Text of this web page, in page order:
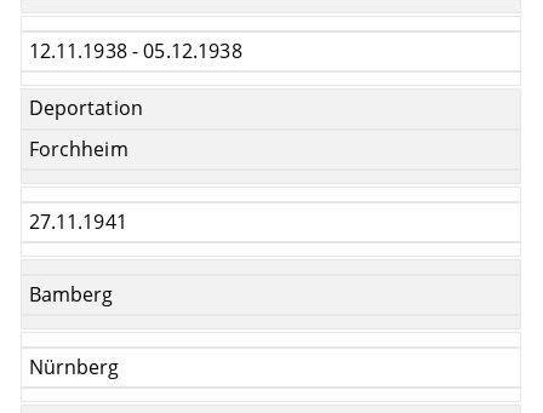
12.11.1938 - 05.12.1938
Deportation
Forchheim
27.11.1941
Bamberg
Nürnberg